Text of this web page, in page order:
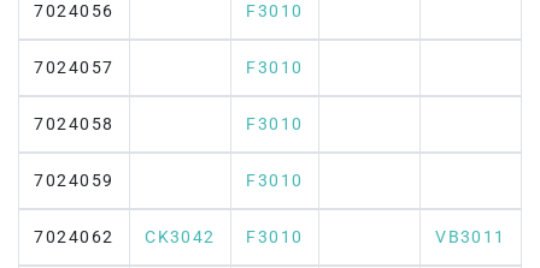
7024056 F3010
7024057 F3010
7024058 F3010
7024059 F3010
7024062 CK3042 F3010 VB3011